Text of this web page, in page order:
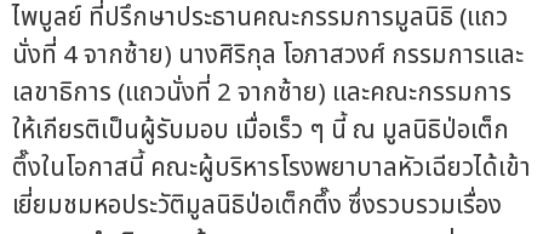
ไพบูลย์ ที่ปรึกษาประธานคณะกรรมการมูลนิธิ (แถว
นั่งที่ 4 จากซ้าย) นางศิริกุล โอภาสวงศ์ กรรมการและ
เลขาธิการ (แถวนั่งที่ 2 จากซ้าย) และคณะกรรมการ
ให้เกียรติเป็นผู้รับมอบ เมื่อเร็ว ๆ นี้ ณ มูลนิธิป่อเต็ก
ตึ๊งในโอกาสนี้ คณะผู้บริหารโรงพยาบาลหัวเฉียวได้เข้า
เยี่ยมชมหอประวัติมูลนิธิป่อเต็กตึ๊ง ซึ่งรวบรวมเรื่อง